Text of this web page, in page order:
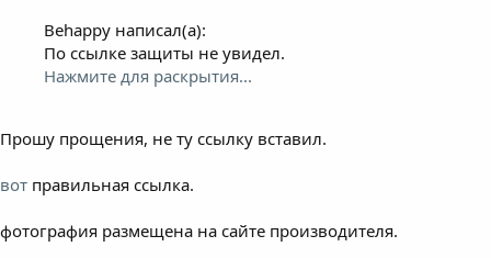
Behappy написал(а):
По ссылке защиты не увидел.
Нажмите для раскрытия...
Прошу прощения, не ту ссылку вставил.
вот правильная ссылка.
фотография размещена на сайте производителя.